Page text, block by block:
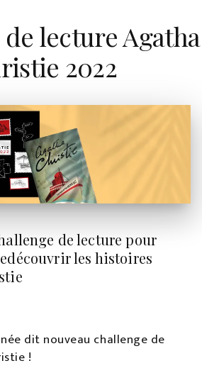
lecture Agatha
2022
de lecture pour
les histoires
dit nouveau challenge de
!